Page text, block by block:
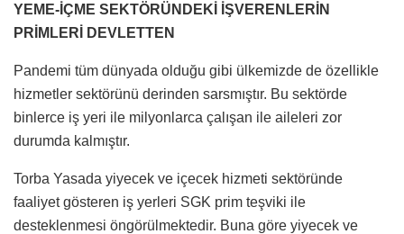
YEME-İÇME SEKTÖRÜNDEKİ İŞVERENLERİN
PRİMLERİ DEVLETTEN
Pandemi tüm dünyada olduğu gibi ülkemizde de özellikle
hizmetler sektörünü derinden sarsmıştır. Bu sektörde
binlerce iş yeri ile milyonlarca çalışan ile aileleri zor
durumda kalmıştır.
Torba Yasada yiyecek ve içecek hizmeti sektöründe
faaliyet gösteren iş yerleri SGK prim teşviki ile
desteklenmesi öngörülmektedir. Buna göre yiyecek ve